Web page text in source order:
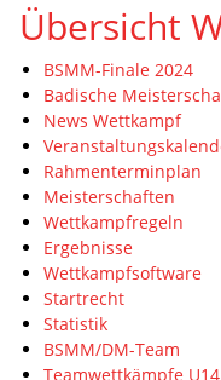
Übersicht
BSMM-Finale 2024
Badische
News Wettkampf
Rahmenterminplan
Meisterschaften
Wettkampfregeln
Ergebnisse
Wettkampfsoftware
Startrecht
Statistik
BSMM/DM-Team
Teamwettkämpfe U14